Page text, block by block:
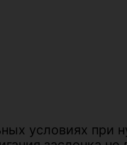
условиях при